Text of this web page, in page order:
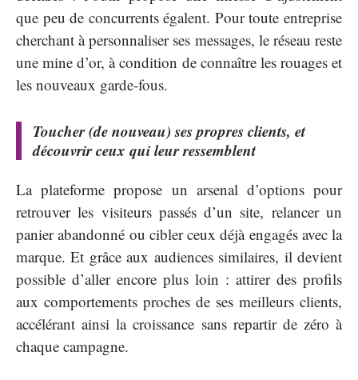
que peu de concurrents égalent. Pour toute entreprise
cherchant à personnaliser ses messages, le réseau reste
une mine d’or, à condition de connaître les rouages et
les nouveaux garde-fous.
Toucher (de nouveau) ses propres clients, et
découvrir ceux qui leur ressemblent
La plateforme propose un arsenal d’options pour
retrouver les visiteurs passés d’un site, relancer un
panier abandonné ou cibler ceux déjà engagés avec la
marque. Et grâce aux audiences similaires, il devient
possible d’aller encore plus loin : attirer des profils
aux comportements proches de ses meilleurs clients,
accélérant ainsi la croissance sans repartir de zéro à
chaque campagne.